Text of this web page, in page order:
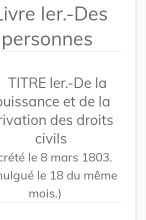
Ier.-Des
personnes
TITRE Ier.-De la
et de la
des droits
civils
le 8 mars 1803.
le 18 du même
mois.)